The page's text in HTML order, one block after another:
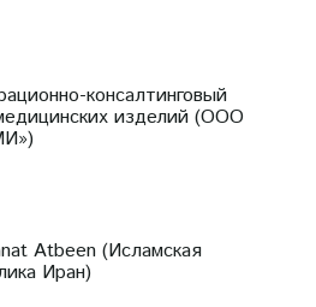
консалтинговый
изделий (ООО
Atbeen (Исламская
Иран)